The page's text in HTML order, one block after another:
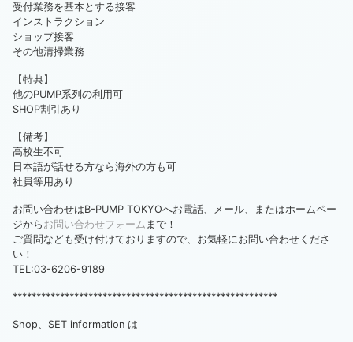
受付業務を基本とする接客
インストラクション
ショップ接客
その他清掃業務
【特典】
他のPUMP系列の利用可
SHOP割引あり
【備考】
高校生不可
日本語が話せる方なら海外の方も可
社員等用あり
お問い合わせはB-PUMP TOKYOへお電話、メール、またはホームペー
ジから お問い合わせフォーム まで！
ご質問なども受け付けておりますので、お気軽にお問い合わせくださ
い！
TEL:03-6206-9189
********************************************************
Shop、SET information は